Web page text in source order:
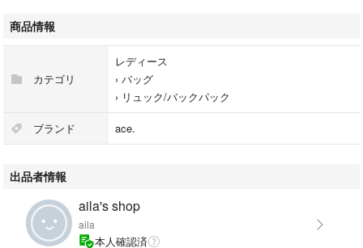
商品情報
カテゴリ
レディース
› バッグ
› リュック/バックパック
ブランド ace.
出品者情報
aila's shop
aila
本人確認済